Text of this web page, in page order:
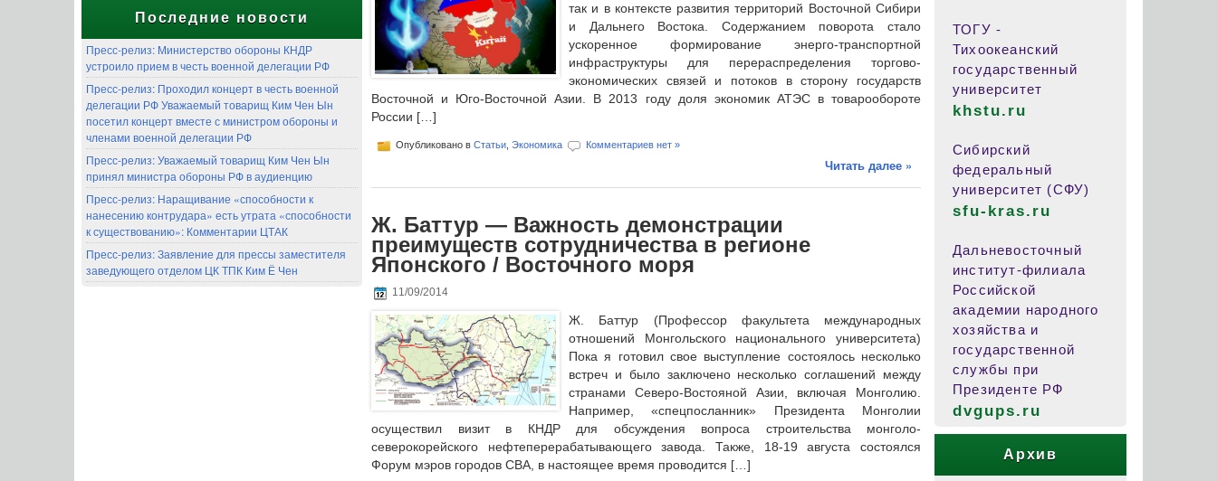
Последние новости
Пресс-релиз: Министерство обороны КНДР
устроило прием в честь военной делегации РФ
Пресс-релиз: Проходил концерт в честь военной
делегации РФ Уважаемый товарищ Ким Чен Ын
посетил концерт вместе с министром обороны и
членами военной делегации РФ
Пресс-релиз: Уважаемый товарищ Ким Чен Ын
принял министра обороны РФ в аудиенцию
Пресс-релиз: Наращивание «способности к
нанесению контрудара» есть утрата «способности
к существованию»: Комментарии ЦТАК
Пресс-релиз: Заявление для прессы заместителя
заведующего отделом ЦК ТПК Ким Ё Чен
так и в контексте развития территорий Восточной Сибири
и Дальнего Востока. Содержанием поворота стало
ускоренное формирование энерго-транспортной
инфраструктуры для перераспределения торгово-
экономических связей и потоков в сторону государств
Восточной и Юго-Восточной Азии. В 2013 году доля экономик АТЭС в товарообороте
России […]
Опубликовано в Статьи Экономика Комментариев нет »
Читать далее »
Ж. Баттур — Важность демонстрации
преимуществ сотрудничества в регионе
Японского / Восточного моря
11/09/2014
Ж. Баттур (Профессор факультета международных
отношений Монгольского национального университета)
Пока я готовил свое выступление состоялось несколько
встреч и было заключено несколько соглашений между
странами Северо-Востояной Азии, включая Монголию.
Например, «спецпосланник» Президента Монголии
осуществил визит в КНДР для обсуждения вопроса строительства монголо-
северокорейского нефтеперерабатывающего завода. Также, 18-19 августа состоялся
Форум мэров городов СВА, в настоящее время проводится […]
ТОГУ -
Тихоокеанский
государственный
университет
khstu.ru
Сибирский
федеральный
университет (СФУ)
sfu-kras.ru
Дальневосточный
институт-филиала
Российской
академии народного
хозяйства и
государственной
службы при
Президенте РФ
dvgups.ru
Архив